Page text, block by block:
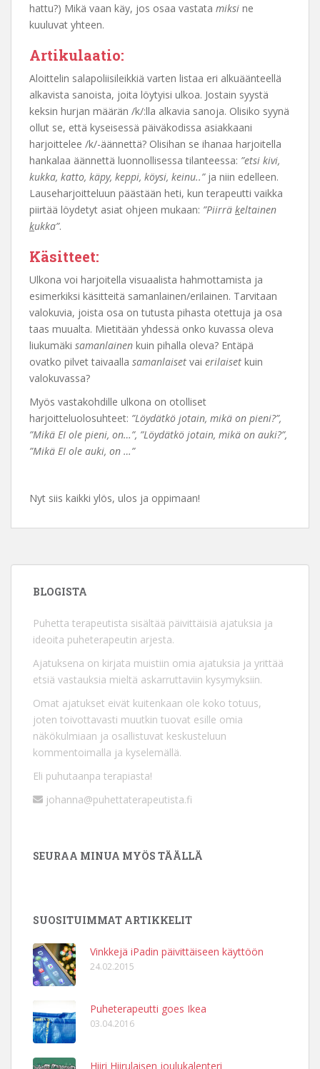
hattu?) Mikä vaan käy, jos osaa vastata miksi ne
kuuluvat yhteen.
Artikulaatio:
Aloittelin salapoliisileikkiä varten listaa eri alkuäänteellä
alkavista sanoista, joita löytyisi ulkoa. Jostain syystä
keksin hurjan määrän /k/:lla alkavia sanoja. Olisiko syynä
ollut se, että kyseisessä päiväkodissa asiakkaani
harjoittelee /k/-äännettä? Olisihan se ihanaa harjoitella
hankalaa äännettä luonnollisessa tilanteessa: ”etsi kivi,
kukka, katto, käpy, keppi, köysi, keinu..”ja niin edelleen.
Lauseharjoitteluun päästään heti, kun terapeutti vaikka
piirtää löydetyt asiat ohjeen mukaan: ”Piirrä keltainen
kukka”.
Käsitteet:
Ulkona voi harjoitella visuaalista hahmottamista ja
esimerkiksi käsitteitä samanlainen/erilainen. Tarvitaan
valokuvia, joista osa on tutusta pihasta otettuja ja osa
taas muualta. Mietitään yhdessä onko kuvassa oleva
liukumäki samanlainen kuin pihalla oleva? Entäpä
ovatko pilvet taivaalla samanlaiset vai erilaiset kuin
valokuvassa?
Myös vastakohdille ulkona on otolliset
harjoitteluolosuhteet: ”Löydätkö jotain, mikä on pieni?”,
”Mikä EI ole pieni, on…”, ”Löydätkö jotain, mikä on auki?”,
”Mikä EI ole auki, on …”
Nyt siis kaikki ylös, ulos ja oppimaan!
BLOGISTA
Puhetta terapeutista sisältää päivittäisiä ajatuksia ja
ideoita puheterapeutin arjesta.
Ajatuksena on kirjata muistiin omia ajatuksia ja yrittää
etsiä vastauksia mieltä askarruttaviin kysymyksiin.
Omat ajatukset eivät kuitenkaan ole koko totuus,
joten toivottavasti muutkin tuovat esille omia
näkökulmiaan ja osallistuvat keskusteluun
kommentoimalla ja kyselemällä.
Eli puhutaanpa terapiasta!
johanna@puhettaterapeutista.fi
SEURAA MINUA MYÖS TÄÄLLÄ
SUOSITUIMMAT ARTIKKELIT
Vinkkejä iPadin päivittäiseen käyttöön
24.02.2015
Puheterapeutti goes Ikea
03.04.2016
Hiiri Hiirulaisen joulukalenteri